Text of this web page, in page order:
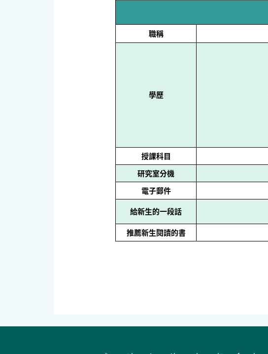
職稱
學歷
授課科目
研究室分機
電子郵件
給新生的一段話
推薦新生閱讀的書